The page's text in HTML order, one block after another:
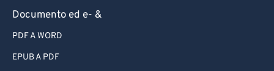
Documento ed e- &
PDF A WORD
EPUB A PDF